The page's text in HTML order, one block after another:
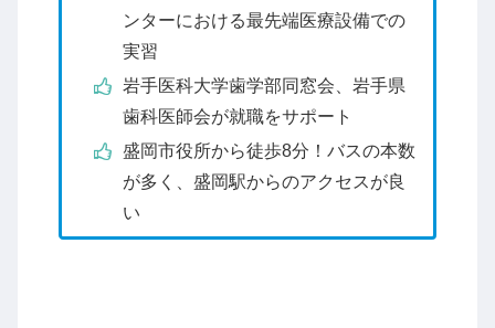
ンターにおける最先端医療設備での
実習
岩手医科大学歯学部同窓会、岩手県
歯科医師会が就職をサポート
盛岡市役所から徒歩8分！バスの本数
が多く、盛岡駅からのアクセスが良
い